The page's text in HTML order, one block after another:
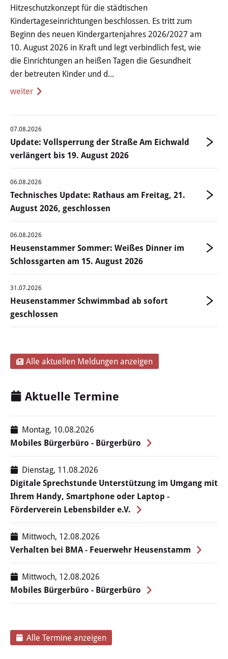
Hitzeschutzkonzept für die städtischen
Kindertageseinrichtungen beschlossen. Es tritt zum
Beginn des neuen Kindergartenjahres 2026/2027 am
10. August 2026 in Kraft und legt verbindlich fest, wie
die Einrichtungen an heißen Tagen die Gesundheit
der betreuten Kinder und d...
07.08.2026
Update: Vollsperrung der Straße Am Eichwald
verlängert bis 19. August 2026
06.08.2026
Technisches Update: Rathaus am Freitag, 21.
August 2026, geschlossen
06.08.2026
Heusenstammer Sommer: Weißes Dinner im
Schlossgarten am 15. August 2026
31.07.2026
Heusenstammer Schwimmbad ab sofort
geschlossen
Alle aktuellen Meldungen anzeigen
Aktuelle Termine
Montag, 10.08.2026
Mobiles Bürgerbüro - Bürgerbüro
Dienstag, 11.08.2026
Digitale Sprechstunde Unterstützung im Umgang mit
Ihrem Handy, Smartphone oder Laptop -
Förderverein Lebensbilder e.V.
Mittwoch, 12.08.2026
Verhalten bei BMA - Feuerwehr Heusenstamm
Mittwoch, 12.08.2026
Mobiles Bürgerbüro - Bürgerbüro
Alle Termine anzeigen
Sitzungsinfo
Gremien
Kinder- und Jugendparlament
Pressecenter
Aktuelle Meldungen
Detail
Öffentliche Bekanntmachungen
Offenlagen
Publikationen
Videos & Podcasts
Stadtplan
Übernachten & Gastronomie
Sehenswürdigkeiten
Stadtführungen
Stadtgeschichte
Hessische Apfelwein- und
Obstwiesenroute
Über Heusenstamm
Zahlen, Daten und Fakten
Patenschaften
Bürgerbeteiligung & Engagement
LEBEN & WOHNEN